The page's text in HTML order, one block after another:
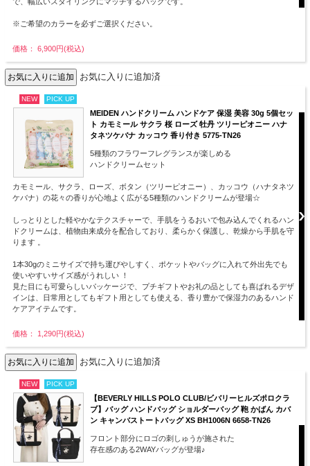
※ご希望のカラーを必ずご選択ください。
価格： 6,900円(税込)
お気に入りに追加済
NEW PICK UP
MEIDEN ハンドクリーム ハンドケア 保湿 美容 30g 5個セッ
ト カモミール サクラ 桜 ローズ 牡丹 ツリーピオニー ハナ
タネツケバナ カッコウ 香り付き 5775-TN26
5種類のフラワーフレグランスが楽しめる
ハンドクリームセット
カモミール、サクラ、ローズ、ボタン（ツリーピオニー）、カッコウ（ハナタネツ
ケバナ）の花々の香りが心地よく広がる5種類のハンドクリームが登場☆
しっとりとした軽やかなテクスチャーで、手肌をうるおいで包み込んでくれるハン
ドクリームは、植物由来成分を配合しており、柔らかく保護し、乾燥から手肌を守
ります 。
1本30gのミニサイズで持ち運びやしすく、ポケットやバッグに入れて外出先でも
使いやすいサイズ感がうれしい ！
見た目にも可愛らしいパッケージで、プチギフトやお礼の品としても喜ばれるデザ
インは、日常用としてもギフト用としても使える、香り豊かで保湿力のあるハンド
ケアアイテムです。
価格： 1,290円(税込)
お気に入りに追加済
NEW PICK UP
【BEVERLY HILLS POLO CLUB/ビバリーヒルズポロクラ
ブ】バッグ ハンドバッグ ショルダーバッグ 鞄 かばん カバ
ン キャンバストートバッグ XS BH1006N 6658-TN26
フロント部分にロゴの刺しゅうが施された
存在感のある2WAYバッグが登場♪